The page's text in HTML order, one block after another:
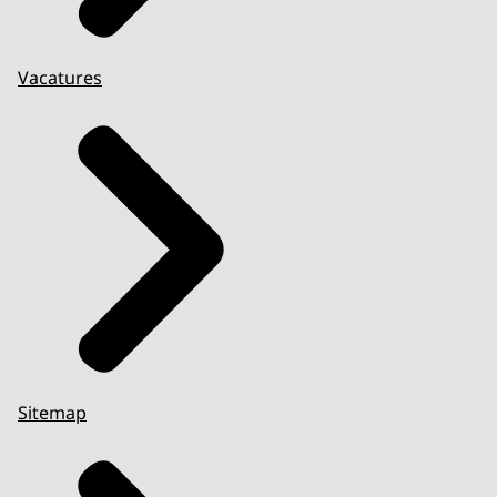
Vacatures
Sitemap